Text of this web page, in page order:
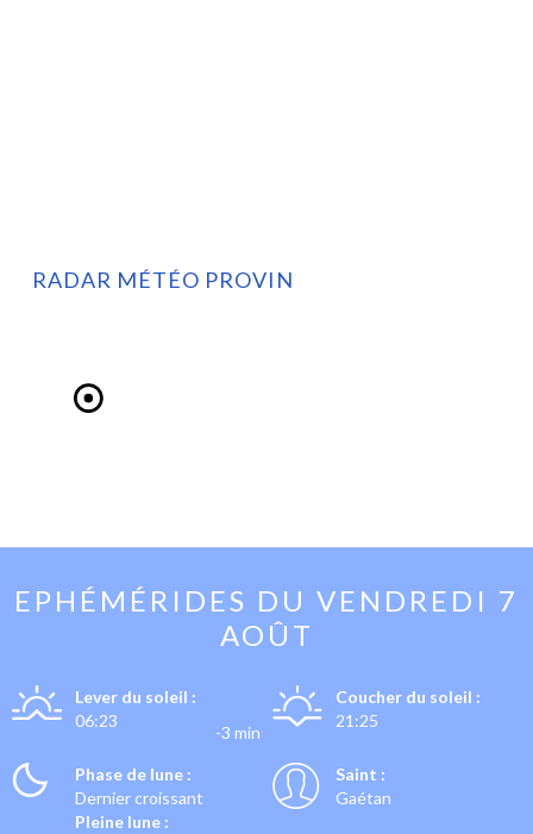
RADAR MÉTÉO PROVIN
EPHÉMÉRIDES DU VENDREDI 7
AOÛT
Lever du soleil :
06:23
-3 min
Coucher du soleil :
21:25
Phase de lune :
Dernier croissant
Pleine lune :
Saint :
Gaétan